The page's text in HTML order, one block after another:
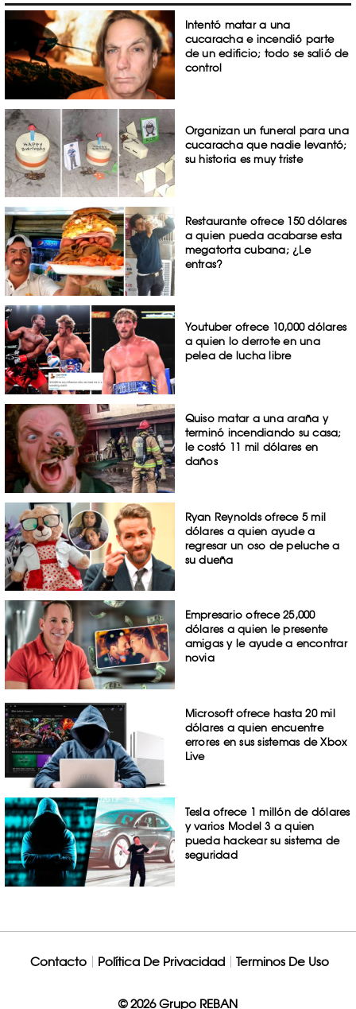
Intentó matar a una
cucaracha e incendió parte
de un edificio; todo se salió de
control
Organizan un funeral para una
cucaracha que nadie levantó;
su historia es muy triste
Restaurante ofrece 150 dólares
a quien pueda acabarse esta
megatorta cubana; ¿Le
entras?
Youtuber ofrece 10,000 dólares
a quien lo derrote en una
pelea de lucha libre
Quiso matar a una araña y
terminó incendiando su casa;
le costó 11 mil dólares en
daños
Ryan Reynolds ofrece 5 mil
dólares a quien ayude a
regresar un oso de peluche a
su dueña
Empresario ofrece 25,000
dólares a quien le presente
amigas y le ayude a encontrar
novia
Microsoft ofrece hasta 20 mil
dólares a quien encuentre
errores en sus sistemas de Xbox
Live
Tesla ofrece 1 millón de dólares
y varios Model 3 a quien
pueda hackear su sistema de
seguridad
Contacto Política De Privacidad Terminos De Uso
© 2026 Grupo REBAN